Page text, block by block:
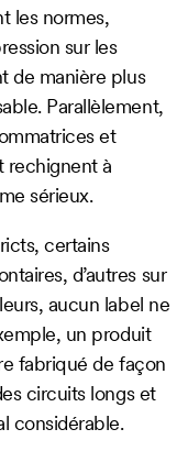
les normes,
sur les
de manière plus
Parallèlement,
et
rechignent à
sérieux.
certains
d’autres sur
aucun label ne
un produit
fabriqué de façon
circuits longs et
considérable.